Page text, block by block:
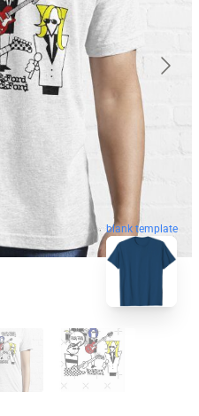
blank template